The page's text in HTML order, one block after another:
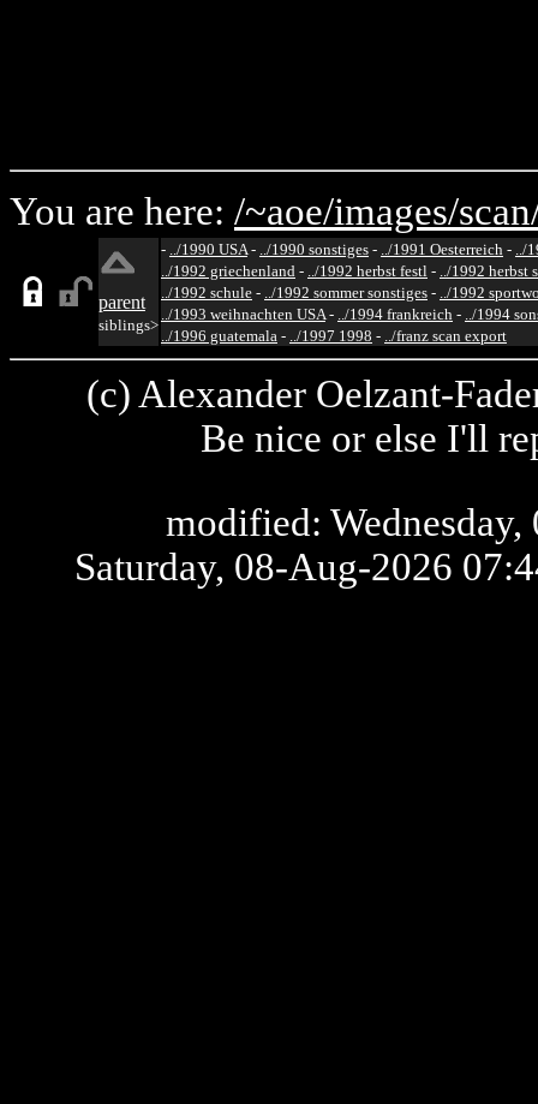
You are here: /~aoe/images/
parent
siblings>
- ../1990 USA- ../1990 sonstiges - ../1991 Oesterreich - ../
../1992 griechenland - ../1992 herbst festl - ../1992 herbst
../1992 schule - ../1992 sommer sonstiges - ../1992
../1993 weihnachten USA- ../1994 frankreich - ../1994
../1996 guatemala - ../1997 1998 - ../franz scan export
(c) Alexander Oelzant-
Be nice or else I'll
modified:
Saturday, 08-Aug-2026